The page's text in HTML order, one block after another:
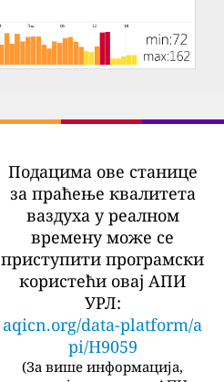
Подацима ове станице
за праћење квалитета
ваздуха у реалном
времену може се
приступити програмски
користећи овај АПИ
УРЛ:
aqicn.org/data-platform/a
pi/H9059
(За више информација,